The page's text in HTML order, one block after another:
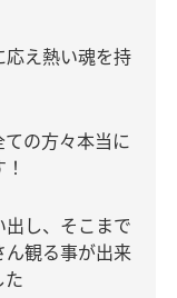
応え熱い魂を持
の方々本当に
し、そこまで
ん観る事が出来
た